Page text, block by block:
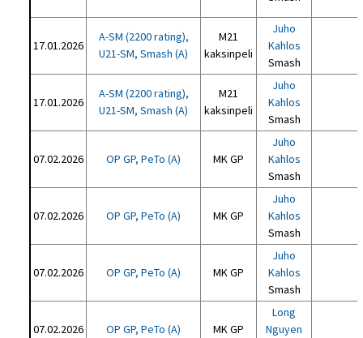
17.01.2026
A-SM (2200 rating),
U21-SM, Smash (A)
M21
kaksinpeli
Juho
Kahlos
Smash
17.01.2026
A-SM (2200 rating),
U21-SM, Smash (A)
M21
kaksinpeli
Juho
Kahlos
Smash
07.02.2026 OP GP, PeTo (A) MK GP
Juho
Kahlos
Smash
07.02.2026 OP GP, PeTo (A) MK GP
Juho
Kahlos
Smash
07.02.2026 OP GP, PeTo (A) MK GP
Juho
Kahlos
Smash
07.02.2026 OP GP, PeTo (A) MK GP
Long
Nguyen